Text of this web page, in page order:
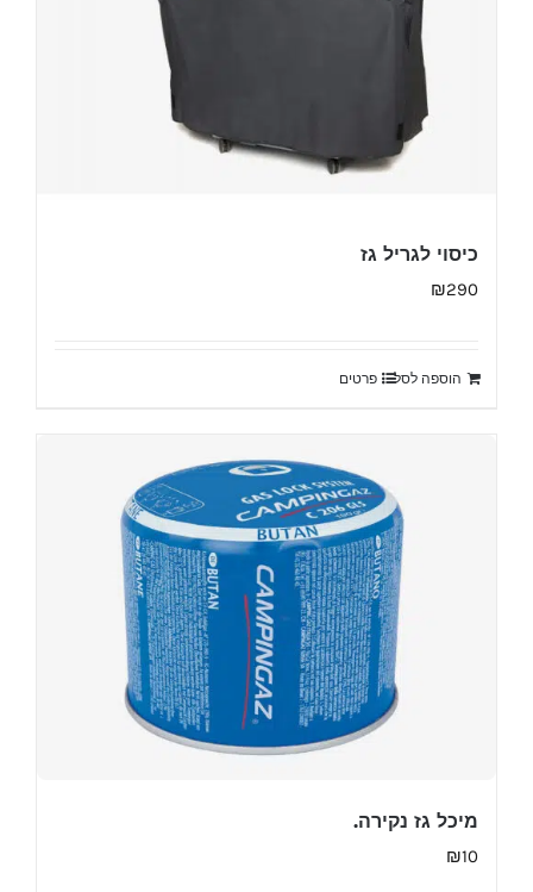
כיסוי לגריל גז
₪290
הוספה לסל פרטים
מיכל גז נקירה.
₪10